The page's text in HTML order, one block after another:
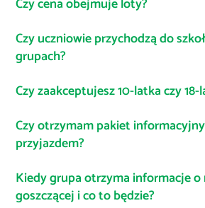
Czy cena obejmuje loty?
Czy uczniowie przychodzą do
grupach?
Czy zaakceptujesz 10-latka czy 18-
Czy otrzymam pakiet
przyjazdem?
Kiedy grupa otrzyma informacje o
goszczącej i co to będzie?